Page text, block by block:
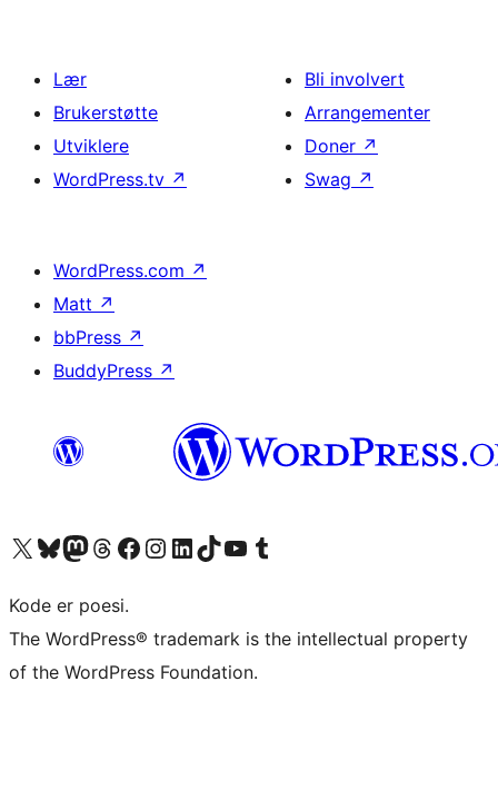
Lær
Brukerstøtte
Utviklere
WordPress.tv ↗
Bli involvert
Arrangementer
Doner ↗
Swag ↗
WordPress.com ↗
Matt ↗
bbPress ↗
BuddyPress ↗
Besøk vår konto på X Visit our Bluesky account
Besøk vår Mastodon-konto
Visit our Threads account
Besøk vår Facebook-sideBesøk vår Instagram-konto
Besøk vår LinkedIn-konto
Visit our TikTok account
Visit our YouTube channel
Visit our Tumblr account
Kode er poesi.
The WordPress® trademark is the intellectual property
of the WordPress Foundation.